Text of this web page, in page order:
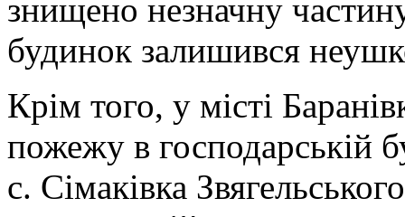
знищено незначну
будинок залишився
Крім того, у місті
пожежу в господарській
с. Сімаківка